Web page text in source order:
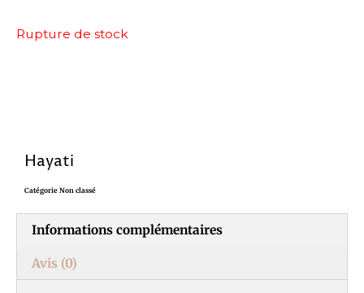
Rupture de stock
Hayati
Catégorie Non classé
Informations complémentaires
Avis (0)